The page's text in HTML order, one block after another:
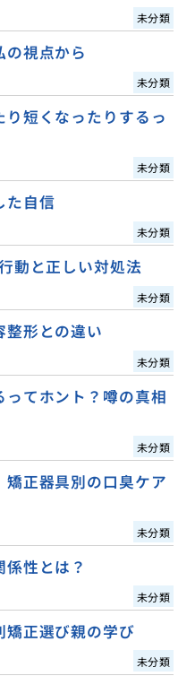
未分類
視点から
未分類
短くなったりするっ
未分類
た自信
未分類
動と正しい対処法
未分類
整形との違い
未分類
てホント？噂の真相
未分類
正器具別の口臭ケア
未分類
性とは？
未分類
矯正選び親の学び
未分類